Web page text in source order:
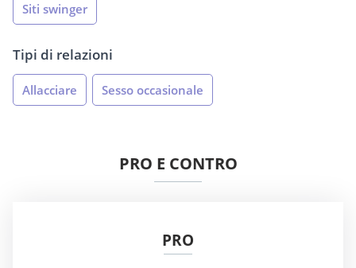
Siti swinger
Tipi di relazioni
Allacciare Sesso occasionale
PRO E CONTRO
PRO